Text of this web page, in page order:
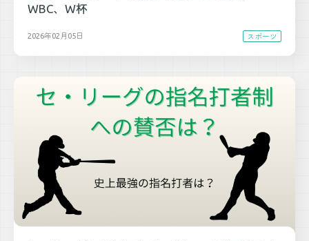
WBC、W杯
2026年02月05日 スポーツ